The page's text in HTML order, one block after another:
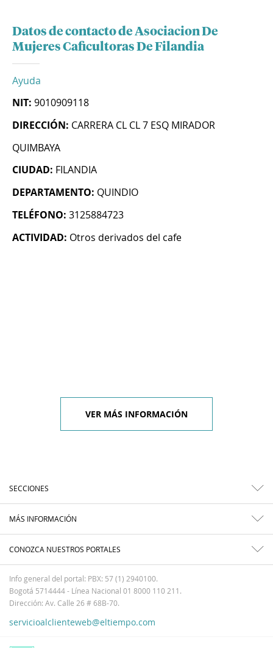
Datos de contacto de Asociacion De
Mujeres Caficultoras De Filandia
Ayuda
NIT: 9010909118
DIRECCIÓN: CARRERA CL CL 7 ESQ MIRADOR
QUIMBAYA
CIUDAD: FILANDIA
DEPARTAMENTO: QUINDIO
TELÉFONO: 3125884723
ACTIVIDAD: Otros derivados del cafe
VER MÁS INFORMACIÓN
SECCIONES
MÁS INFORMACIÓN
CONOZCA NUESTROS PORTALES
Info general del portal: PBX: 57 (1) 2940100.
Bogotá 5714444 - Línea Nacional 01 8000 110 211.
Dirección: Av. Calle 26 # 68B-70.
servicioalclienteweb@eltiempo.com